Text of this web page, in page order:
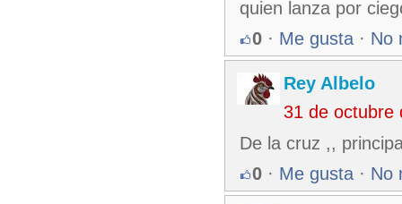
quien lanza por
0 · Me gusta · No
Rey Albelo
31 de octubre
De la cruz ,,
0 · Me gusta · No